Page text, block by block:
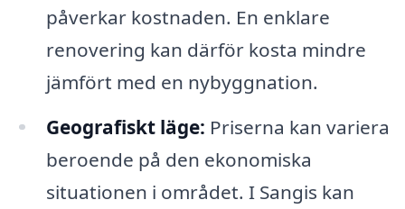
påverkar kostnaden. En enklare
renovering kan därför kosta mindre
jämfört med en nybyggnation.
Geografiskt läge: Priserna kan variera
beroende på den ekonomiska
situationen i området. I Sangis kan